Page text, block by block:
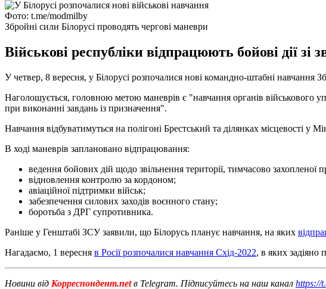
Фото: t.me/modmilby
Збройні сили Білорусі проводять чергові маневри
Військові республіки відпрацюють бойові дії
У четвер, 8 вересня, у Білорусі розпочалися нові командно-штабні навчання
Наголошується, головною метою маневрів є "навчання органів військового
при виконанні завдань із призначення".
Навчання відбуватимуться на полігоні Брестський та ділянках місцевості у
В ході маневрів заплановано відпрацювання:
ведення бойових дій щодо звільнення території, тимчасово захопленої
відновлення контролю за кордоном;
авіаційної підтримки військ;
забезпечення силових заходів воєнного стану;
боротьба з ДРГ супротивника.
Раніше у Генштабі ЗСУ заявили, що Білорусь планує навчання, на яких
Нагадаємо, 1 вересня в Росії розпочалися навчання Схід-2022, в яких задіяно
Новини від Корреспондент.netв Telegram. Підписуйтесь на наш канал https://